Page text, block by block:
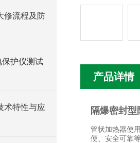
修流程及防
护仪测试
术特性与应
产品详情
隔爆密封
管状加热器使
便、安全可靠